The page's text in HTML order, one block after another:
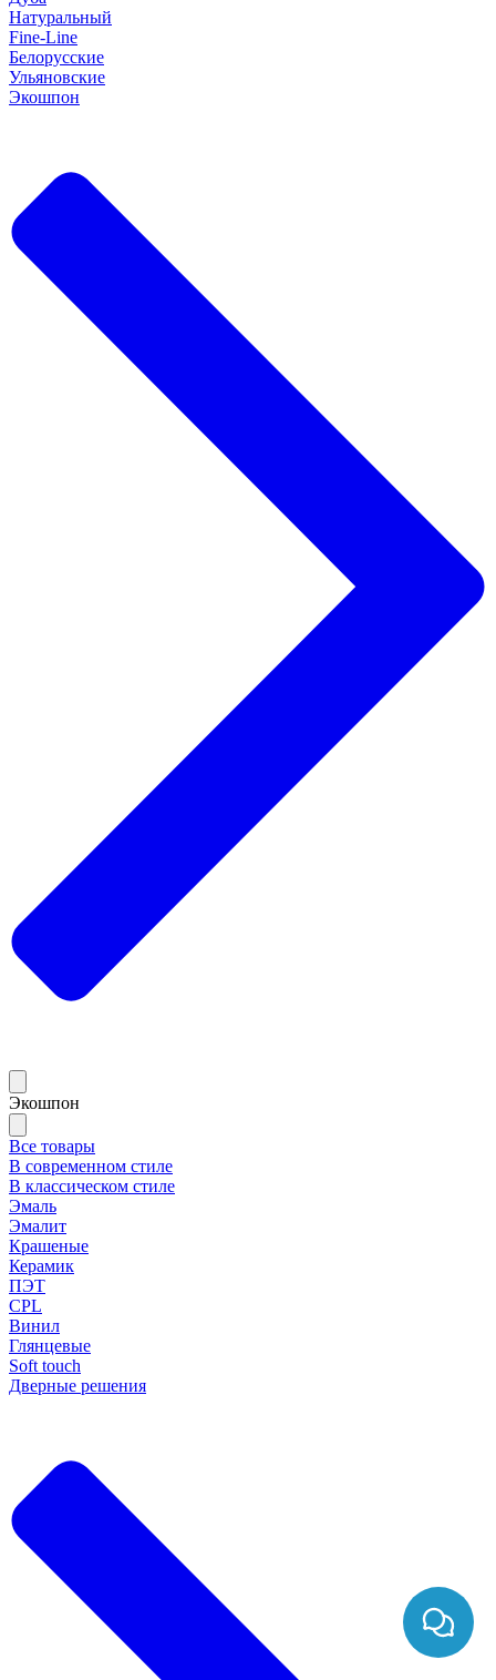
Натуральный
Fine-Line
Белорусские
Ульяновские
Экошпон
Экошпон
Все товары
В современном стиле
В классическом стиле
Эмаль
Эмалит
Крашеные
Керамик
ПЭТ
CPL
Винил
Глянцевые
Soft touch
Дверные решения